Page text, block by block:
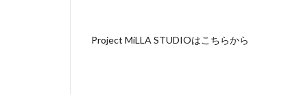
Project MiLLA STUDIOはこちらから